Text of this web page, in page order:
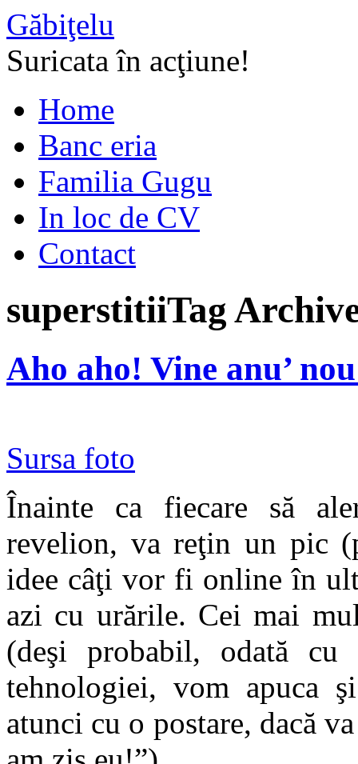
Găbiţelu
Suricata în acţiune!
Home
Banc eria
Familia Gugu
In loc de CV
Contact
superstitiiTag
Aho aho! Vine anu’
Sursa foto
Înainte ca fiecare să
revelion, va reţin un pic
idee câţi vor fi online în
azi cu urările. Cei mai
(deşi probabil, odată
tehnologiei, vom apuca
atunci cu o postare, dacă